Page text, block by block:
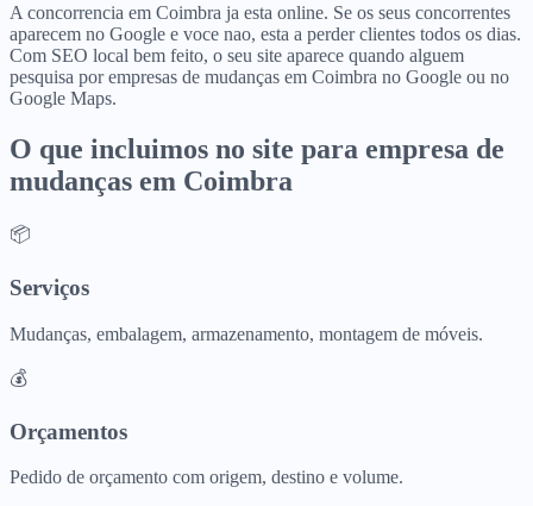
A concorrencia em Coimbra ja esta online. Se os seus concorrentes
aparecem no Google e voce nao, esta a perder clientes todos os dias.
Com SEO local bem feito, o seu site aparece quando alguem
pesquisa por empresas de mudanças em Coimbra no Google ou no
Google Maps.
O que incluimos no site para empresa de
mudanças em Coimbra
📦
Serviços
Mudanças, embalagem, armazenamento, montagem de móveis.
💰
Orçamentos
Pedido de orçamento com origem, destino e volume.